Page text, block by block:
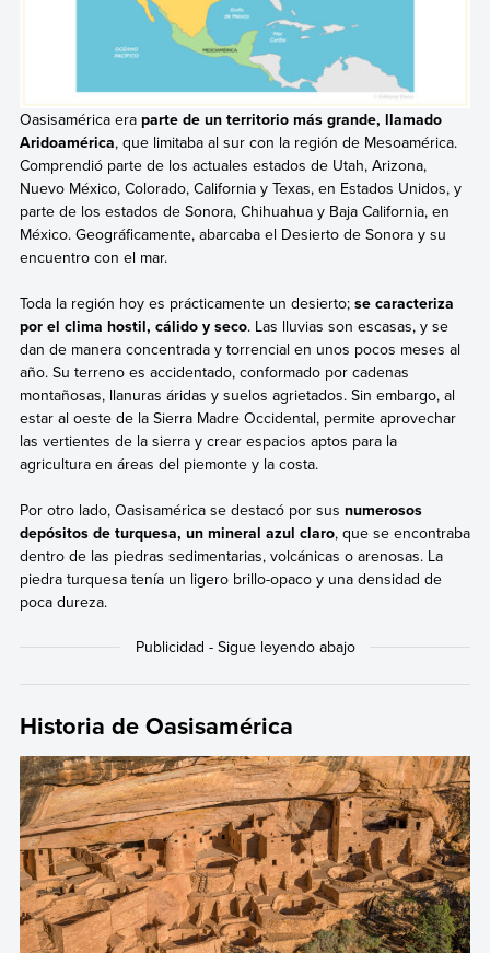
Oasisamérica era parte de un territorio más grande, llamado
Aridoamérica, que limitaba al sur con la región de Mesoamérica.
Comprendió parte de los actuales estados de Utah, Arizona,
Nuevo México, Colorado, California y Texas, en Estados Unidos, y
parte de los estados de Sonora, Chihuahua y Baja California, en
México. Geográficamente, abarcaba el Desierto de Sonora y su
encuentro con el mar.
Toda la región hoy es prácticamente un desierto; se caracteriza
por el clima hostil, cálido y seco. Las lluvias son escasas, y se
dan de manera concentrada y torrencial en unos pocos meses al
año. Su terreno es accidentado, conformado por cadenas
montañosas, llanuras áridas y suelos agrietados. Sin embargo, al
estar al oeste de la Sierra Madre Occidental, permite aprovechar
las vertientes de la sierra y crear espacios aptos para la
agricultura en áreas del piemonte y la costa.
Por otro lado, Oasisamérica se destacó por sus numerosos
depósitos de turquesa, un mineral azul claro, que se encontraba
dentro de las piedras sedimentarias, volcánicas o arenosas. La
piedra turquesa tenía un ligero brillo-opaco y una densidad de
poca dureza.
Historia de Oasisamérica